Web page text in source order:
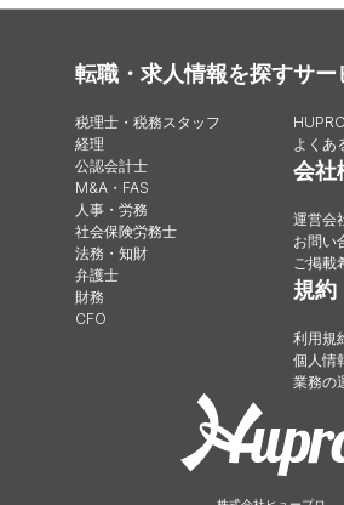
転職・求人情報を探す
税理士・税務スタッフ
経理
公認会計士
M&A・FAS
人事・労務
社会保険労務士
法務・知財
弁護士
財務
CFO
サー
よくあ
会社
運営会
お問い
ご掲載
規約
利用規
個人情
業務の